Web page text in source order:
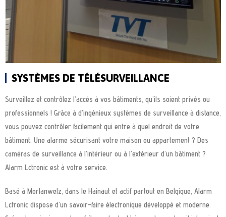
SYSTÈMES DE TÉLÉSURVEILLANCE
Surveillez et contrôlez l’accès à vos bâtiments, qu’ils soient privés ou
professionnels ! Grâce à d’ingénieux systèmes de surveillance à distance,
vous pouvez contrôler facilement qui entre à quel endroit de votre
bâtiment. Une alarme sécurisant votre maison ou appartement ? Des
caméras de surveillance à l’intérieur ou à l’extérieur d’un bâtiment ?
Alarm Lctronic est à votre service.
Basé à Morlanwelz, dans le Hainaut et actif partout en Belgique, Alarm
Lctronic dispose d’un savoir-faire électronique développé et moderne.